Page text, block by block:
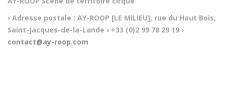
› Adresse postale : AY-ROOP [LE MILIEU], rue du Haut Bois,
Saint-Jacques-de-la-Lande › +33 (0)2 99 78 29 19 ›
contact@ay-roop.com